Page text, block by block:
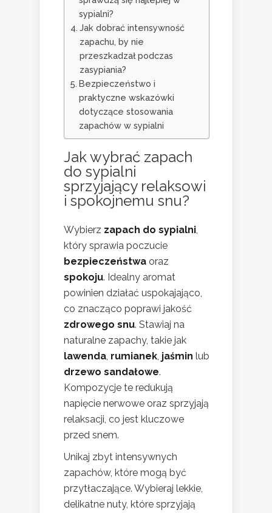
sypialni?
Jak dobrać intensywność
zapachu, by nie
przeszkadzał podczas
zasypiania?
Bezpieczeństwo i
praktyczne wskazówki
dotyczące stosowania
zapachów w sypialni
Jak wybrać zapach
do sypialni
sprzyjający relaksowi
i spokojnemu snu?
Wybierz zapach do sypialni,
który sprawia poczucie
bezpieczeństwa oraz
spokoju. Idealny aromat
powinien działać uspokajająco,
co znacząco poprawi jakość
zdrowego snu. Stawiaj na
naturalne zapachy, takie jak
lawenda, rumianek, jaśmin lub
drzewo sandałowe.
Kompozycje te redukują
napięcie nerwowe oraz sprzyjają
relaksacji, co jest kluczowe
przed snem.
Unikaj zbyt intensywnych
zapachów, które mogą być
przytłaczające. Wybieraj lekkie,
delikatne nuty, które sprzyjają